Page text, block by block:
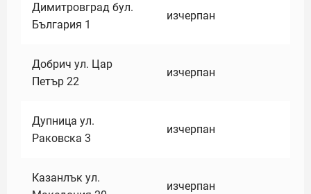
Димитровград бул.
България 1
изчерпан
Добрич ул. Цар
Петър 22
изчерпан
Дупница ул.
Раковска 3
изчерпан
Казанлък ул.
изчерпан